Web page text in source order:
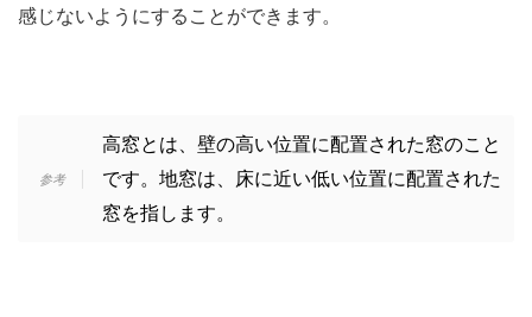
感じないようにすることができます。
高窓とは、壁の高い位置に配置された窓のこと
です。地窓は、床に近い低い位置に配置された
窓を指します。